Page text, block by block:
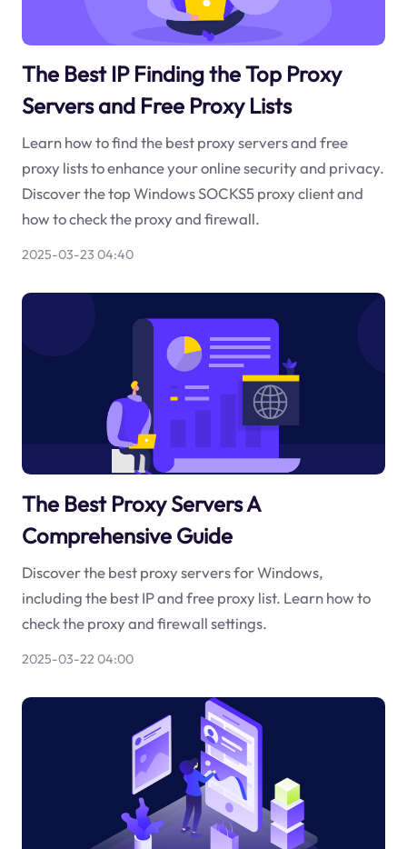
The Best IP Finding the Top Proxy
Servers and Free Proxy Lists
Learn how to find the best proxy servers and free
proxy lists to enhance your online security and privacy.
Discover the top Windows SOCKS5 proxy client and
how to check the proxy and firewall.
2025-03-23 04:40
The Best Proxy Servers A
Comprehensive Guide
Discover the best proxy servers for Windows,
including the best IP and free proxy list. Learn how to
check the proxy and firewall settings.
2025-03-22 04:00